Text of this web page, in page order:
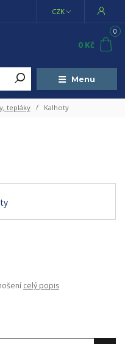
Menu
CZK
0
0 Kč
tepláky Kalhoty
celý popis